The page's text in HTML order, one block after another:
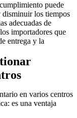
puede
disminuir los tiempos
adecuadas de
importadores que
entrega y la
en varios centros
es una ventaja